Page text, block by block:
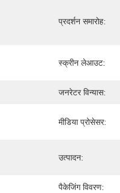
प्रदर्शन समारोह:
स्क्रीन लेआउट:
जनरेटर विन्यास:
मीडिया प्रोसेसर:
उत्पादन:
पैकेजिंग विवरण: